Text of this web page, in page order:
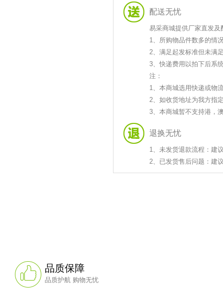
配送无忧
易采商城提供厂家直发
1、所购物品件数多的情
2、满足起发标准但未满
3、快递费用以拍下后系
注：
1、本商城选用快递或物
2、如收货地址为我方指
3、本商城暂不支持港，
退换无忧
1、未发货退款流程：建
2、已发货售后问题：建
品质保障
品质护航 购物无忧